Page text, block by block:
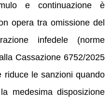
e continuazione è
opera tra omissione del
infedele (norme
Cassazione 6752/2025
riduce le sanzioni quando
medesima disposizione